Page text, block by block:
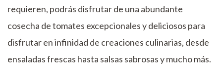
requieren, podrás disfrutar de una abundante
cosecha de tomates excepcionales y deliciosos para
disfrutar en infinidad de creaciones culinarias, desde
ensaladas frescas hasta salsas sabrosas y mucho más.